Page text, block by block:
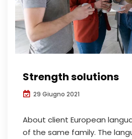
Strength solutions
29 Giugno 2021
About client European
of the same family. The